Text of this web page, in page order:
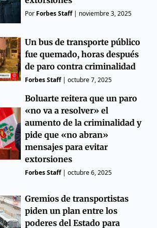
Por Forbes Staff| noviembre 3, 2025
Un bus de transporte público
fue quemado, horas después
de paro contra criminalidad
Forbes Staff|octubre 7, 2025
Boluarte reitera que un paro
«no va a resolver» el
aumento de la criminalidad y
pide que «no abran»
mensajes para evitar
extorsiones
Forbes Staff|octubre 6, 2025
Gremios de transportistas
piden un plan entre los
poderes del Estado para